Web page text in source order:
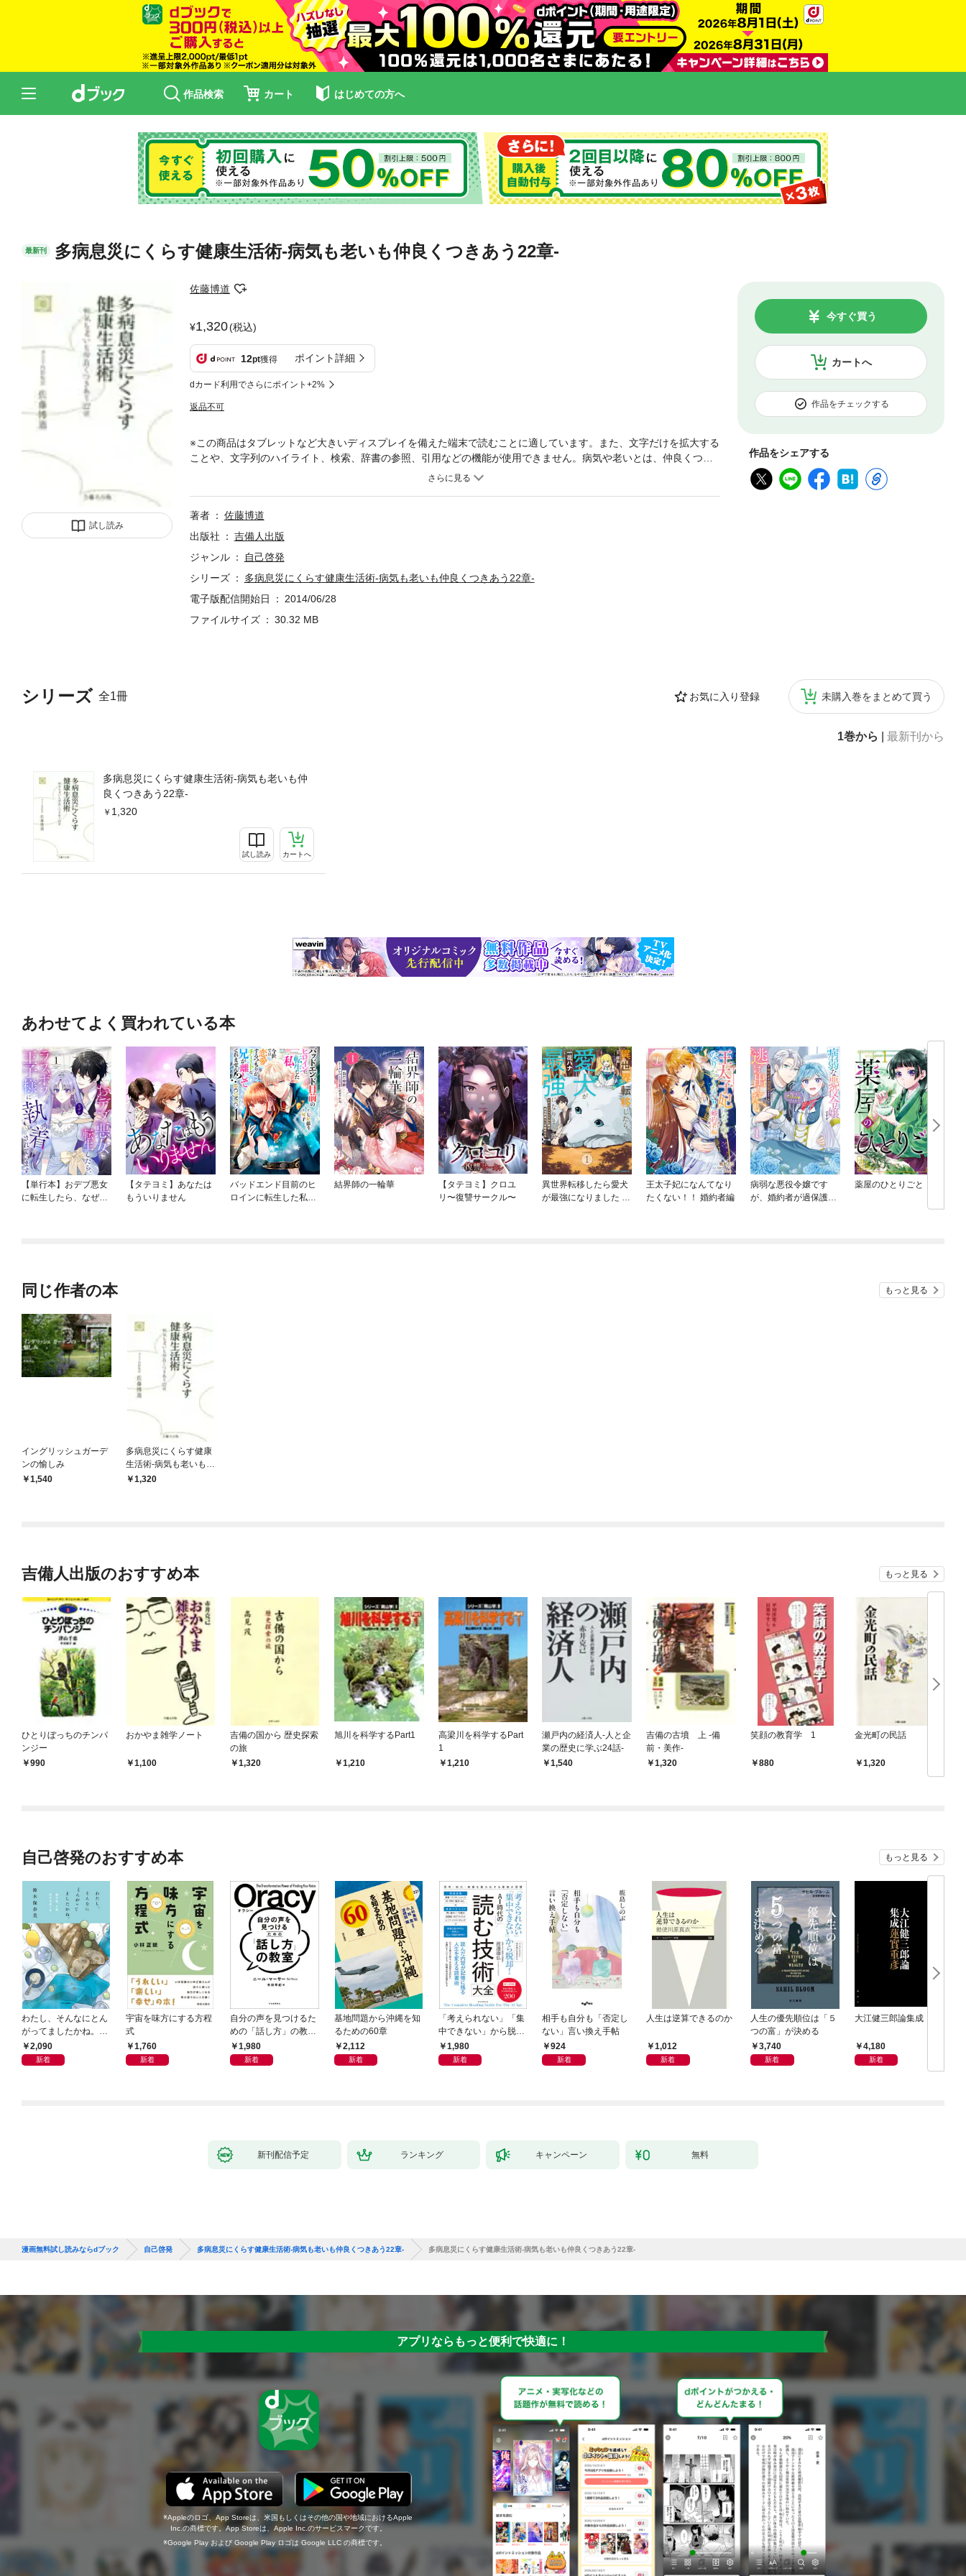
作品検索 カート はじめての方へ
最新刊 多病息災にくらす健康生活術-病気も老いも仲良くつきあう22章-
試し読み
佐藤博道
1,320(税込)
12pt獲得 ポイント詳細
dカード利用でさらにポイント+2%
返品不可
カートへ
今すぐ買う
作品をチェックする
作品をシェアする
シリーズ 全1冊 お気に入り登録 未購入巻をまとめて買う
1巻から 最新刊から
多病息災にくらす健康生活術-病気も老いも仲
良くつきあう22章-
1,320
試し読み カートへ
※この商品はタブレットなど大きいディスプレイを備えた端末で読むことに適しています。また、文字だけを拡大する
ことや、文字列のハイライト、検索、辞書の参照、引用などの機能が使用できません。病気や老いとは、仲良くつき
あっていくのが一番いい?開業医がまとめた息災に暮らすための22のポイント。
著者
佐藤博道
出版社
吉備人出版
ジャンル
自己啓発
シリーズ
多病息災にくらす健康生活術-病気も老いも仲良くつきあう22章-
電子版配信開始日
2014/06/28
ファイルサイズ
30.32 MB
あわせてよく買われている本
【単行本】おデブ悪女
に転生したら、なぜか
【タテヨミ】あなたは
もういりません
バッドエンド目前のヒ
ロインに転生した私、
結界師の一輪華
【タテヨミ】クロユ
リ〜復讐サークル〜
異世界転移したら愛犬
が最強になりました ～
王太子妃になんてなり
たくない！！ 婚約者編
病弱な悪役令嬢です
が、婚約者が過保護す
薬屋のひとりごと
同じ作者の本 もっと見る
イングリッシュガーデ
ンの愉しみ
1,540
多病息災にくらす健康
生活術-病気も老いも仲
良くつきあう22章-
1,320
吉備人出版のおすすめ本 もっと見る
ひとりぼっちのチンパ
ンジー
990
おかやま雑学ノート
1,100
吉備の国から 歴史探索
の旅
1,320
旭川を科学するPart1
1,210
高梁川を科学するPart
1
1,210
瀬戸内の経済人-人と企
業の歴史に学ぶ24話-
1,540
吉備の古墳 上 -備
前・美作-
1,320
笑顔の教育学 1
880
金光町の民話
1,320
自己啓発のおすすめ本 もっと見る
わたし、そんなにとん
がってましたかね。
獅子座、Ａ型、丙午は
めぐる
2,090
新着
宇宙を味方にする方程
式
1,760
新着
自分の声を見つけるた
めの「話し方」の教
室 Ｏｒａｃｙ（オラ
シー）
1,980
新着
基地問題から沖縄を知
るための60章
2,112
新着
「考えられない」「集
中できない」から脱
却！ AI時代の読む技
術大全
1,980
新着
相手も自分も「否定し
ない」言い換え手帖
924
新着
人生は逆算できるのか
1,012
新着
人生の優先順位は「５
つの富」が決める
3,740
新着
大江健三郎論集成
4,180
新着
新刊配信予定 ランキング キャンペーン 無料
漫画無料試し読みならdブック 自己啓発 多病息災にくらす健康生活術-病気も老いも仲良くつきあう22章- 多病息災にくらす健康生活術-病気も老いも仲良くつきあう22章-
アプリならもっと便利で快適に！
Appleのロゴ、App Storeは、米国もしくはその他の国や地域におけるApple
Inc.の商標です。App Storeは、Apple Inc.のサービスマークです。
Google Play および Google Play ロゴは Google LLC の商標です。